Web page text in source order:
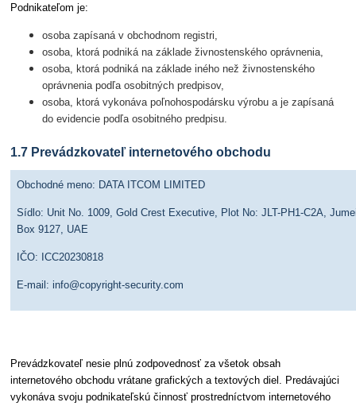
Podnikateľom je:
osoba zapísaná v obchodnom registri,
osoba, ktorá podniká na základe živnostenského oprávnenia,
osoba, ktorá podniká na základe iného než živnostenského
oprávnenia podľa osobitných predpisov,
osoba, ktorá vykonáva poľnohospodársku výrobu a je zapísaná
do evidencie podľa osobitného predpisu.
1.7 Prevádzkovateľ internetového obchodu
Obchodné meno: DATA ITCOM LIMITED
Sídlo: Unit No. 1009, Gold Crest Executive, Plot No: JLT-PH1-C2A,
Box 9127, UAE
IČO: ICC20230818
E-mail: info@copyright-security.com
Prevádzkovateľ nesie plnú zodpovednosť za všetok obsah
internetového obchodu vrátane grafických a textových diel. Predávajúci
vykonáva svoju podnikateľskú činnosť prostredníctvom internetového